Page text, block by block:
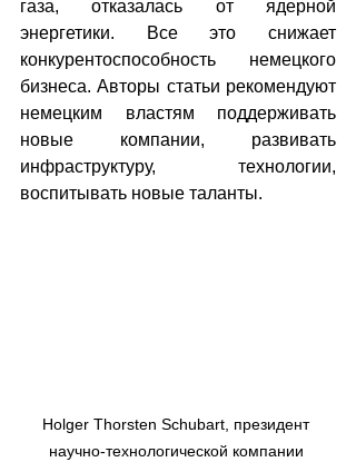
газа, отказалась от ядерной
энергетики. Все это снижает
конкурентоспособность немецкого
бизнеса. Авторы статьи рекомендуют
немецким властям поддерживать
новые компании, развивать
инфраструктуру, технологии,
воспитывать новые таланты.
Holger Thorsten Schubart, президент
научно-технологической компании